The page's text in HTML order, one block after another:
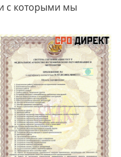
с которыми мы